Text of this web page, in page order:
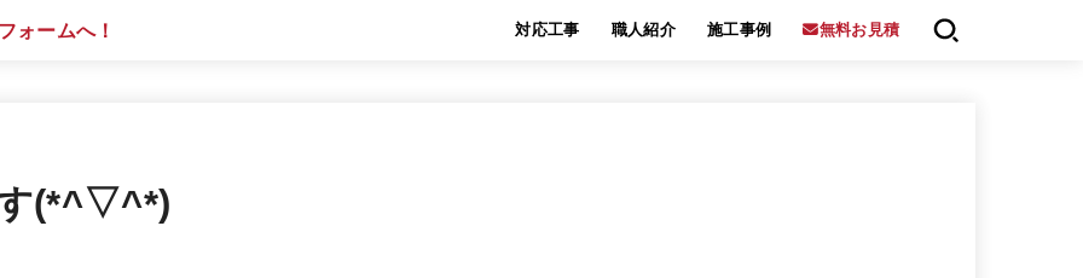
対応工事 職人紹介 施工事例 無料お見積
す(*^▽^*)